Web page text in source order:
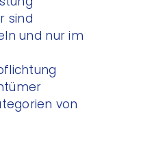
sind
und nur im
von